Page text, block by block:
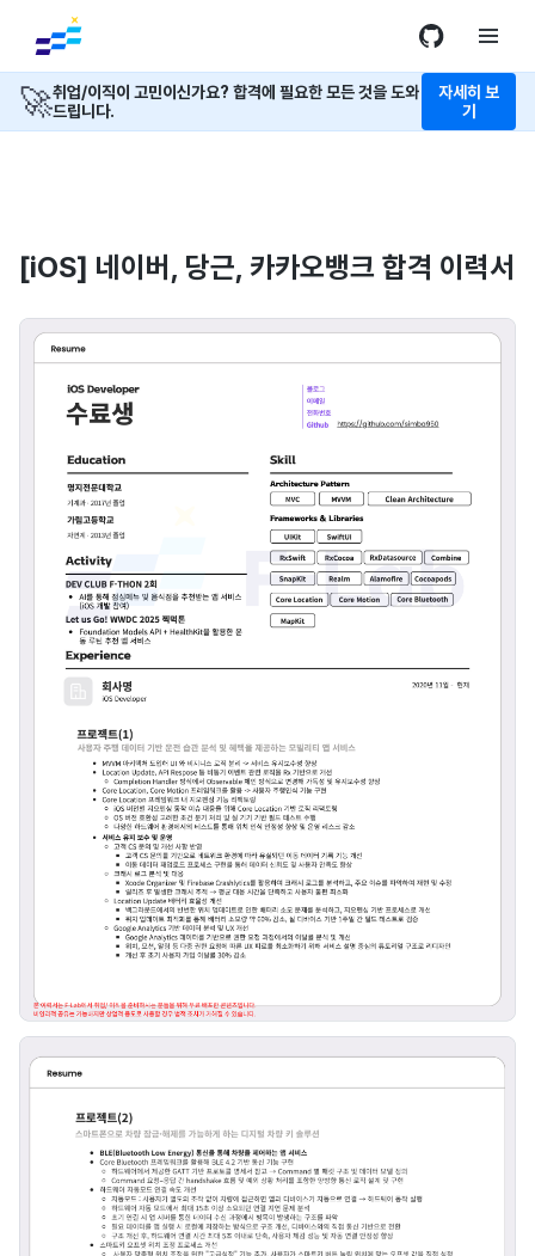
🚀취업/이직이 고민이신가요? 합격에 필요한 모든 것을 도와
드립니다.
자세히 보
기
[iOS] 네이버, 당근, 카카오뱅크 합격 이력서